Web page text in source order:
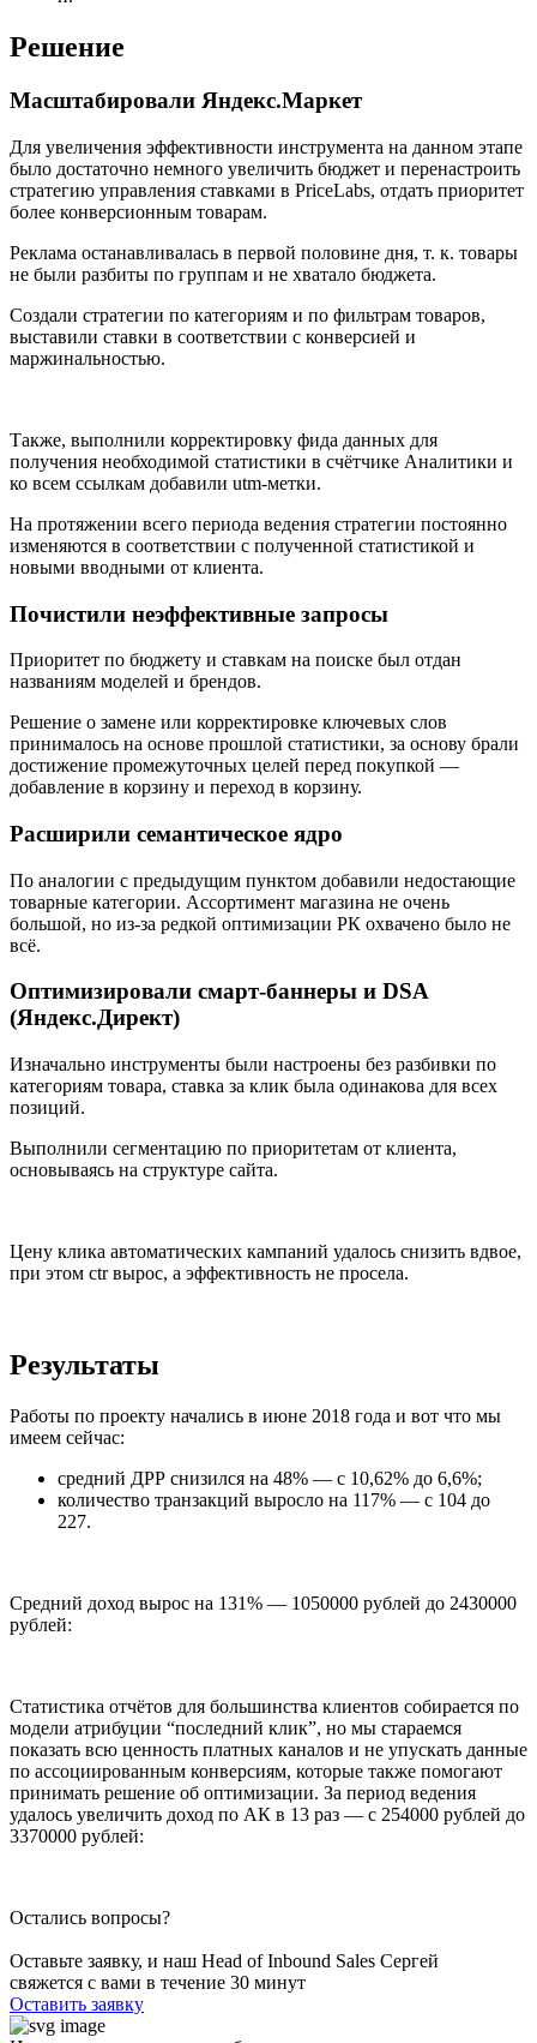
Решение
Масштабировали Яндекс.Маркет
Для увеличения эффективности инструмента на данном этапе
было достаточно немного увеличить бюджет и перенастроить
стратегию управления ставками в PriceLabs, отдать приоритет
более конверсионным товарам.
Реклама останавливалась в первой половине дня, т. к. товары
не были разбиты по группам и не хватало бюджета.
Создали стратегии по категориям и по фильтрам товаров,
выставили ставки в соответствии с конверсией и
маржинальностью.
Также, выполнили корректировку фида данных для
получения необходимой статистики в счётчике Аналитики и
ко всем ссылкам добавили utm-метки.
На протяжении всего периода ведения стратегии постоянно
изменяются в соответствии с полученной статистикой и
новыми вводными от клиента.
Почистили неэффективные запросы
Приоритет по бюджету и ставкам на поиске был отдан
названиям моделей и брендов.
Решение о замене или корректировке ключевых слов
принималось на основе прошлой статистики, за основу брали
достижение промежуточных целей перед покупкой —
добавление в корзину и переход в корзину.
Расширили семантическое ядро
По аналогии с предыдущим пунктом добавили недостающие
товарные категории. Ассортимент магазина не очень
большой, но из-за редкой оптимизации РК охвачено было не
всё.
Оптимизировали смарт-баннеры и DSA
(Яндекс.Директ)
Изначально инструменты были настроены без разбивки по
категориям товара, ставка за клик была одинакова для всех
позиций.
Выполнили сегментацию по приоритетам от клиента,
основываясь на структуре сайта.
Цену клика автоматических кампаний удалось снизить вдвое,
при этом ctr вырос, а эффективность не просела.
Результаты
Работы по проекту начались в июне 2018 года и вот что мы
имеем сейчас:
средний ДРР снизился на 48% — с 10,62% до 6,6%;
количество транзакций выросло на 117% — с 104 до
227.
Средний доход вырос на 131% — 1050000 рублей до 2430000
рублей:
Статистика отчётов для большинства клиентов собирается по
модели атрибуции “последний клик”, но мы стараемся
показать всю ценность платных каналов и не упускать данные
по ассоциированным конверсиям, которые также помогают
принимать решение об оптимизации. За период ведения
удалось увеличить доход по АК в 13 раз — с 254000 рублей до
3370000 рублей:
Остались вопросы?
Оставьте заявку, и наш Head of Inbound Sales Сергей
свяжется с вами в течение 30 минут
Оставить заявку